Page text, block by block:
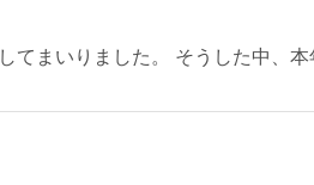
てまいりました。 そうした中、